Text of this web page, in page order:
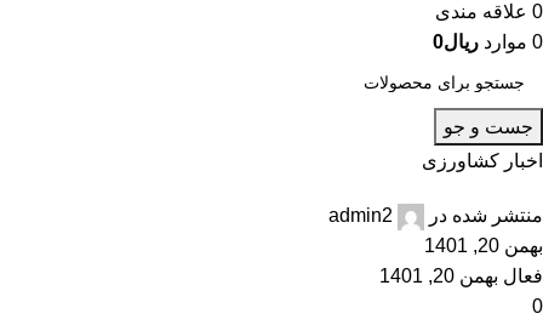
0 علاقه مندی
0 موارد ریال0
جست و جو
اخبار کشاورزی
منتشر شده در
admin2
بهمن 20, 1401
فعال بهمن 20, 1401
0